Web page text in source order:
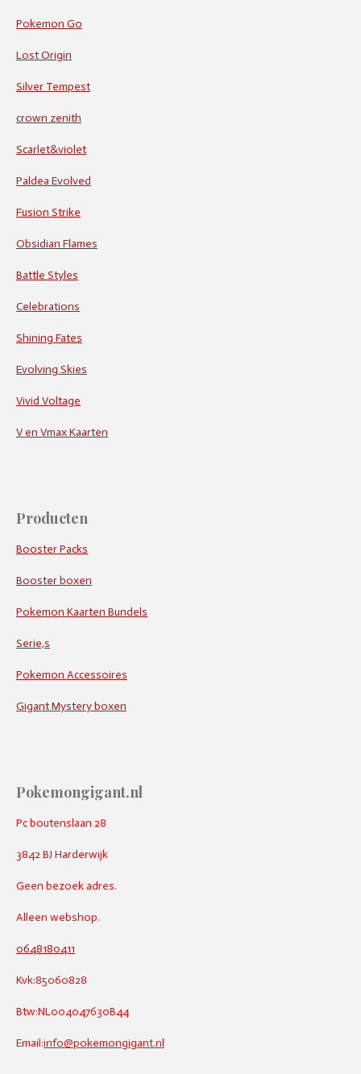
Pokemon Go
Lost Origin
Silver Tempest
crown zenith
Scarlet&violet
Paldea Evolved
Fusion Strike
Obsidian Flames
Battle Styles
Celebrations
Shining Fates
Evolving Skies
Vivid Voltage
V en Vmax Kaarten
Producten
Booster Packs
Booster boxen
Pokemon Kaarten Bundels
Serie,s
Pokemon Accessoires
Gigant Mystery boxen
Pokemongigant.nl
Pc boutenslaan 28
3842 BJ Harderwijk
Geen bezoek adres.
Alleen webshop.
0648180411
Kvk:85060828
Btw:NL004047630B44
Email:info@pokemongigant.nl